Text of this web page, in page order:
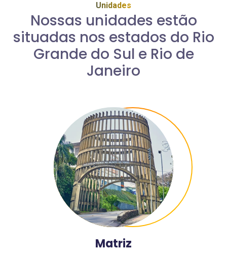
Unidades
Nossas unidades estão
situadas nos estados do Rio
Grande do Sul e Rio de
Janeiro
Matriz